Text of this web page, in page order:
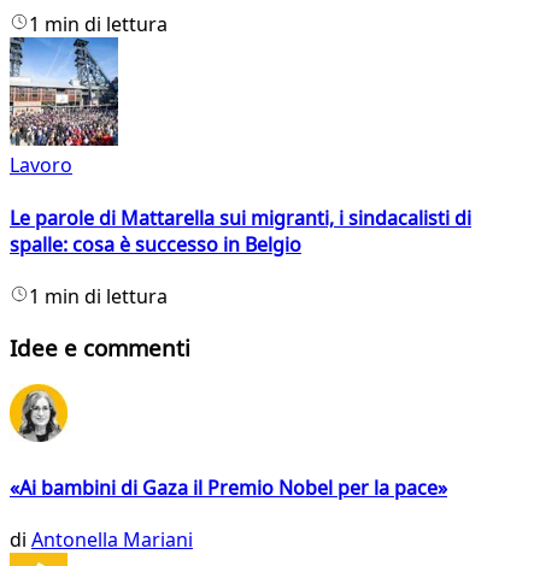
1 min di lettura
Lavoro
Le parole di Mattarella sui migranti, i sindacalisti di
spalle: cosa è successo in Belgio
1 min di lettura
Idee e commenti
«Ai bambini di Gaza il Premio Nobel per la pace»
di Antonella Mariani